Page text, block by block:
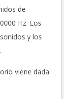
de
Hz. Los
y los
viene dada